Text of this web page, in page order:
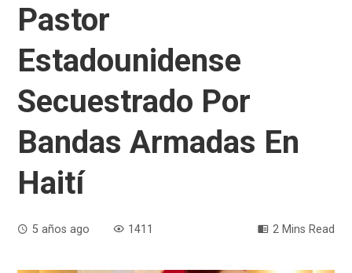
Pastor
Estadounidense
Secuestrado Por
Bandas Armadas En
Haití
5 años ago 1411 2 Mins Read